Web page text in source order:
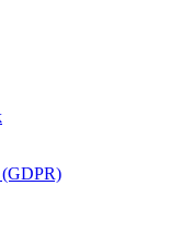
(GDPR)